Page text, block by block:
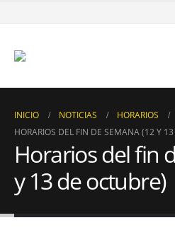
INICIO NOTICIAS
HORARIOS
HORARIOS DEL FIN DE SEMANA (12 Y
Horarios del fin
y 13 de octubre)